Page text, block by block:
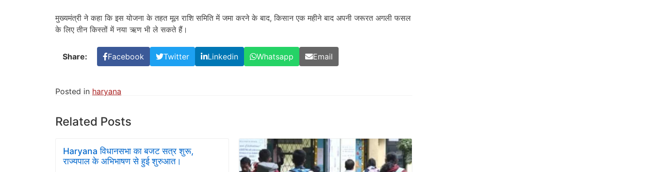
मुख्यमंत्री ने कहा कि इस योजना के तहत मूल राशि समिति में जमा करने के बाद, किसान एक महीने बाद अपनी जरूरत अगली फसल
के लिए तीन किस्तों में नया ऋण भी ले सकते हैं।
Share: Facebook Twitter Linkedin Whatsapp Email
Posted in haryana
Related Posts
Haryana विधानसभा का बजट सत्र शुरू,
राज्यपाल के अभिभाषण से हुई शुरुआत।